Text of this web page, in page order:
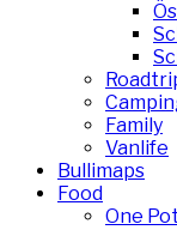
Family
Vanlife
Bullimaps
Food
One Pot